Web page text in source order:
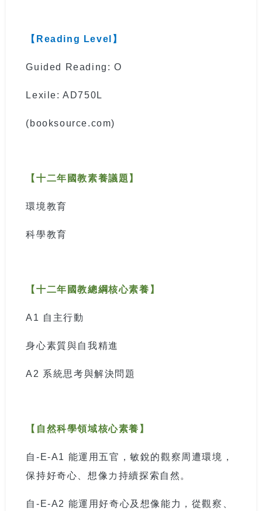
【 Reading Level 】
Guided Reading: O
Lexile: AD750L
(booksource.com)
【十二年國教素養議題】
環境教育
科學教育
【十二年國教總綱核心素養】
A1 自主行動
身心素質與自我精進
A2 系統思考與解決問題
【自然科學領域核心素養】
自 -E-A1 能運用五官，敏銳的觀察周遭環境，
保持好奇心、想像力持續探索自然。
自 -E-A2 能運用好奇心及想像能力，從觀察、